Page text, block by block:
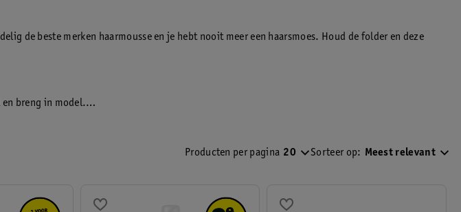
de beste merken haarmousse en je hebt nooit meer een haarsmoes. Houd de folder en deze
en breng in model.
omstandigheden en kan dus niet als een persoonlijk advies aan de gebruiker worden
Producten per pagina 20 Sorteer op: Meest relevant